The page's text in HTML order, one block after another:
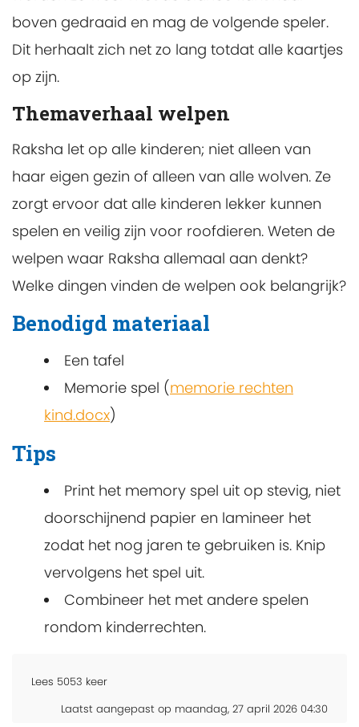
boven gedraaid en mag de volgende speler.
Dit herhaalt zich net zo lang totdat alle kaartjes
op zijn.
Themaverhaal welpen
Raksha let op alle kinderen; niet alleen van
haar eigen gezin of alleen van alle wolven. Ze
zorgt ervoor dat alle kinderen lekker kunnen
spelen en veilig zijn voor roofdieren. Weten de
welpen waar Raksha allemaal aan denkt?
Welke dingen vinden de welpen ook belangrijk?
Benodigd materiaal
Een tafel
Memorie spel (memorie rechten
kind.docx)
Tips
Print het memory spel uit op stevig, niet
doorschijnend papier en lamineer het
zodat het nog jaren te gebruiken is. Knip
vervolgens het spel uit.
Combineer het met andere spelen
rondom kinderrechten.
Lees 5053 keer
Laatst aangepast op maandag, 27 april 2026 04:30